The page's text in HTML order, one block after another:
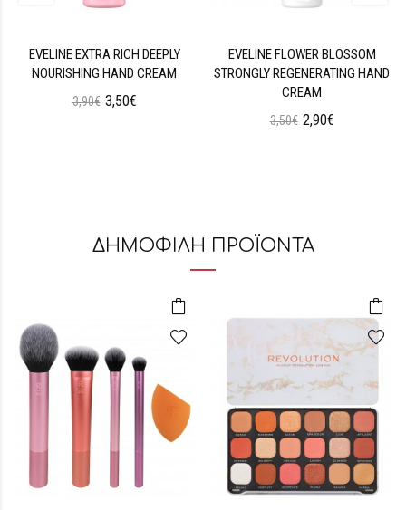
EVELINE EXTRA RICH DEEPLY
NOURISHING HAND CREAM
3,90€ 3,50€
EVELINE FLOWER BLOSSOM
STRONGLY REGENERATING HAND
CREAM
3,50€ 2,90€
ΔΗΜΟΦΙΛΗ ΠΡΟΪΟΝΤΑ